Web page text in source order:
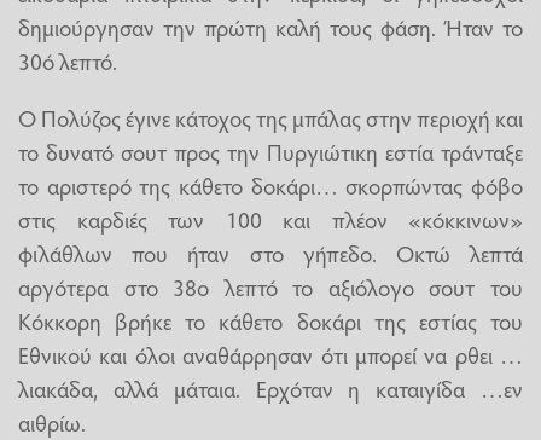
δημιούργησαν την πρώτη καλή τους φάση. Ήταν το
30ό λεπτό.
Ο Πολύζος έγινε κάτοχος της μπάλας στην περιοχή και
το δυνατό σουτ προς την Πυργιώτικη εστία τράνταξε
το αριστερό της κάθετο δοκάρι… σκορπώντας φόβο
στις καρδιές των 100 και πλέον «κόκκινων»
φιλάθλων που ήταν στο γήπεδο. Οκτώ λεπτά
αργότερα στο 38ο λεπτό το αξιόλογο σουτ του
Κόκκορη βρήκε το κάθετο δοκάρι της εστίας του
Εθνικού και όλοι αναθάρρησαν ότι μπορεί να ρθει …
λιακάδα, αλλά μάταια. Ερχόταν η καταιγίδα …εν
αιθρίω.